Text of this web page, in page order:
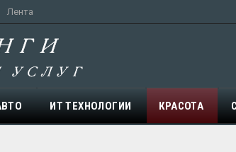
Лента
ИТ ТЕХНОЛОГИИ КРАСОТА